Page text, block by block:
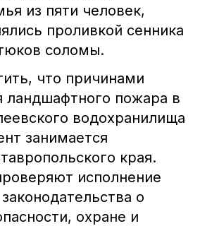
из пяти человек,
проливкой сенника
соломы.
что причинами
ландшафтного пожара в
водохранилища
занимается
края.
исполнение
о
охране и